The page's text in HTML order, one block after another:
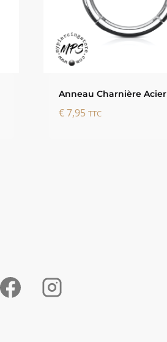
Anneau Charnière Acier
€7,95 TTC